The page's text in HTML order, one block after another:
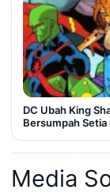
DC Ubah King
Bersumpah Setia
Media